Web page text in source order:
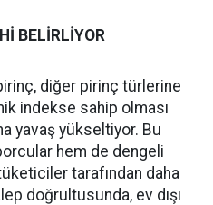
BELİRLİYOR
diğer pirinç türlerine
indekse sahip olması
yavaş yükseltiyor. Bu
hem de dengeli
tarafından daha
doğrultusunda, ev dışı